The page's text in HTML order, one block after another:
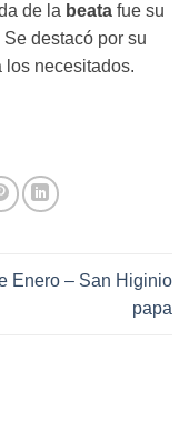
de la beata fue su
destacó por su
los necesitados.
Enero – San Higinio
papa